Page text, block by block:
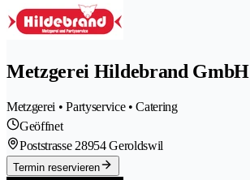
Metzgerei Hildebrand GmbH
Metzgerei • Partyservice • Catering
Geöffnet
Poststrasse 28954 Geroldswil
Termin reservieren